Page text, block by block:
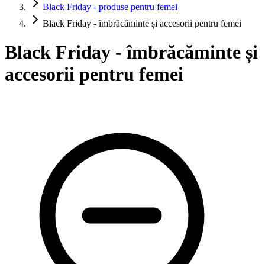
Black Friday - produse pentru femei
Black Friday - îmbrăcăminte și accesorii pentru femei
Black Friday - îmbrăcăminte și
accesorii pentru femei